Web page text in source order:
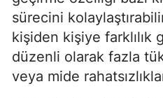
sürecini
kişiden kişiye farklılık
düzenli olarak fazla
veya mide